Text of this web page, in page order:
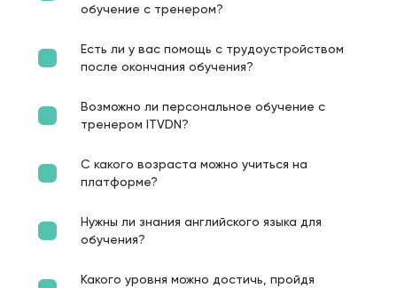
обучение с тренером?
Есть ли у вас помощь с трудоустройством
после окончания обучения?
Возможно ли персональное обучение с
тренером ITVDN?
С какого возраста можно учиться на
платформе?
Нужны ли знания английского языка для
обучения?
Какого уровня можно достичь, пройдя